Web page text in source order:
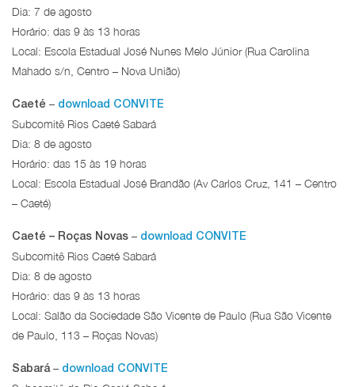
Dia: 7 de agosto
Horário: das 9 às 13 horas
Local: Escola Estadual José Nunes Melo Júnior (Rua Carolina
Mahado s/n, Centro – Nova União)
Caeté – download CONVITE
Subcomitê Rios Caeté Sabará
Dia: 8 de agosto
Horário: das 15 às 19 horas
Local: Escola Estadual José Brandão (Av Carlos Cruz, 141 – Centro
– Caeté)
Caeté – Roças Novas – download CONVITE
Subcomitê Rios Caeté Sabará
Dia: 8 de agosto
Horário: das 9 às 13 horas
Local: Salão da Sociedade São Vicente de Paulo (Rua São Vicente
de Paulo, 113 – Roças Novas)
Sabará– download CONVITE